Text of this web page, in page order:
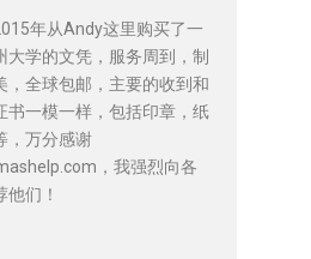
年从Andy这里购买了一
大学的文凭，服务周到，制
，全球包邮，主要的收到和
书一模一样，包括印章，纸
，万分感谢
，我强烈向各
他们！